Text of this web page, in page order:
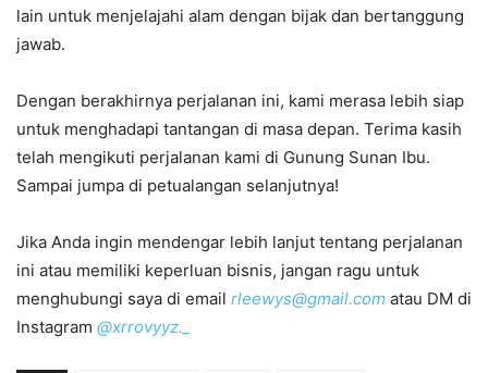
lain untuk menjelajahi alam dengan bijak dan bertanggung
jawab.
Dengan berakhirnya perjalanan ini, kami merasa lebih siap
untuk menghadapi tantangan di masa depan. Terima kasih
telah mengikuti perjalanan kami di Gunung Sunan Ibu.
Sampai jumpa di petualangan selanjutnya!
Jika Anda ingin mendengar lebih lanjut tentang perjalanan
ini atau memiliki keperluan bisnis, jangan ragu untuk
menghubungi saya di email rleewys@gmail.com atau DM di
Instagram @xrrovyyz._